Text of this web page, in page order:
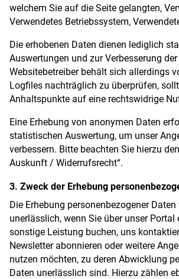
welchem Sie auf die Seite gelangten,
Verwendetes Betriebssystem,
Die erhobenen Daten dienen lediglich
Auswertungen und zur Verbesserung
Websitebetreiber behält sich allerdings
Logfiles nachträglich zu überprüfen,
Anhaltspunkte auf eine rechtswidrige
Eine Erhebung von anonymen Daten
statistischen Auswertung, um unser
verbessern. Bitte beachten Sie hierzu
Auskunft / Widerrufsrecht“.
3. Zweck der Erhebung
Die Erhebung personenbezogener
unerlässlich, wenn Sie über unser Portal
sonstige Leistung buchen, uns
Newsletter abonnieren oder weitere
nutzen möchten, zu deren Abwicklung
Daten unerlässlich sind. Hierzu zählen